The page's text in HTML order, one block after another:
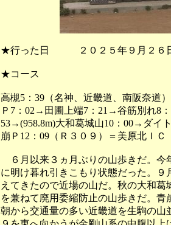
★行った日 ２０２５年９月
★コース
高槻5：39（名神、近畿道、南阪奈道
Ｐ7：02→田圃上端7：21→谷筋別れ8
53→(958.8m)大和葛城山10：00→ダイ
崩Ｐ12：09（Ｒ３０９）＝美原北Ｉ
６月以来３ヵ月ぶりの山歩きだ。今
に明け暮れ引きこもり状態だった。
えてきたので近場の山だ。秋の大和
を兼ねて廃用委縮防止の山歩きだ。
朝から交通量の多い近畿道を生駒の